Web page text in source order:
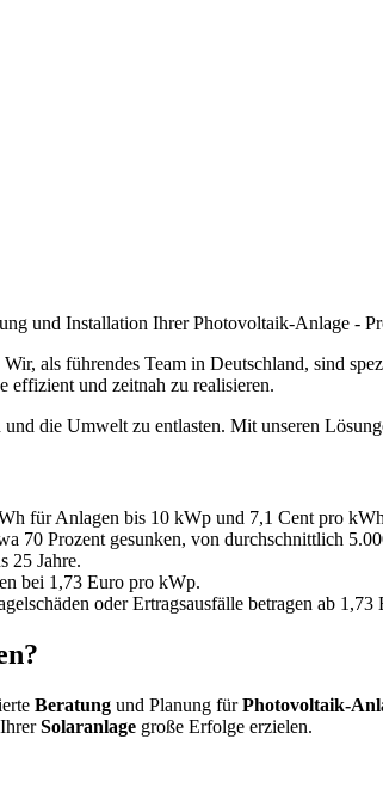
und Installation Ihrer Photovoltaik-Anlage -
Wir, als führendes Team in Deutschland, sind
effizient und zeitnah zu realisieren.
die Umwelt zu entlasten. Mit unseren
für Anlagen bis 10 kWp und 7,1 Cent pro
70 Prozent gesunken, von durchschnittlich
25 Jahre.
bei 1,73 Euro pro kWp.
oder Ertragsausfälle betragen ab
Beratung und Planung fürPhotovoltaik-
Solaranlage große Erfolge erzielen.